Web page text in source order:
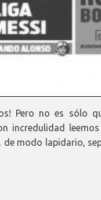
Pero no es sólo
incredulidad
de modo lapidario,